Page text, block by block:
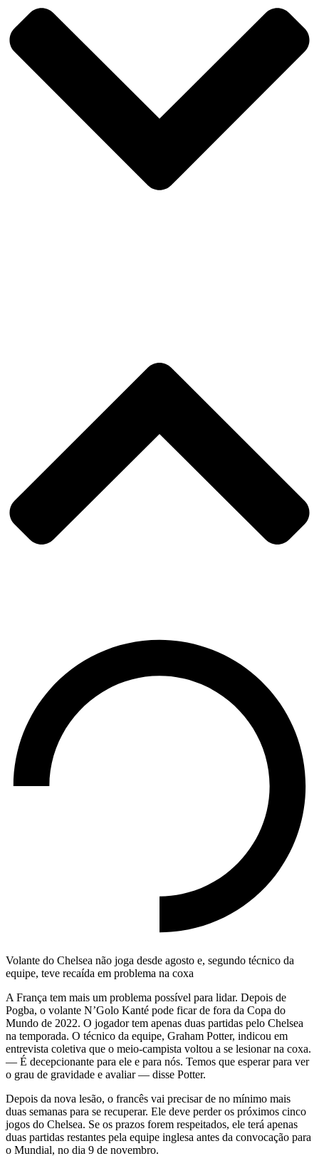
Volante do Chelsea não joga desde agosto e, segundo técnico da
equipe, teve recaída em problema na coxa
A França tem mais um problema possível para lidar. Depois de
Pogba, o volante N’Golo Kanté pode ficar de fora da Copa do
Mundo de 2022. O jogador tem apenas duas partidas pelo Chelsea
na temporada. O técnico da equipe, Graham Potter, indicou em
entrevista coletiva que o meio-campista voltou a se lesionar na coxa.
— É decepcionante para ele e para nós. Temos que esperar para ver
o grau de gravidade e avaliar — disse Potter.
Depois da nova lesão, o francês vai precisar de no mínimo mais
duas semanas para se recuperar. Ele deve perder os próximos cinco
jogos do Chelsea. Se os prazos forem respeitados, ele terá apenas
duas partidas restantes pela equipe inglesa antes da convocação para
o Mundial, no dia 9 de novembro.